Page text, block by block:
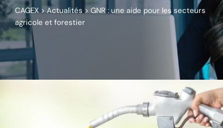
CAGEX>Actualités > GNR : une aide pour les secteurs
agricole et forestier